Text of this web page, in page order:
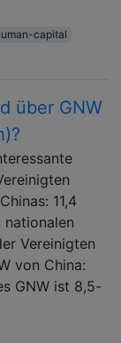
capital
über GNW
11,4
nationalen
Vereinigten
von China:
GNW ist 8,5-